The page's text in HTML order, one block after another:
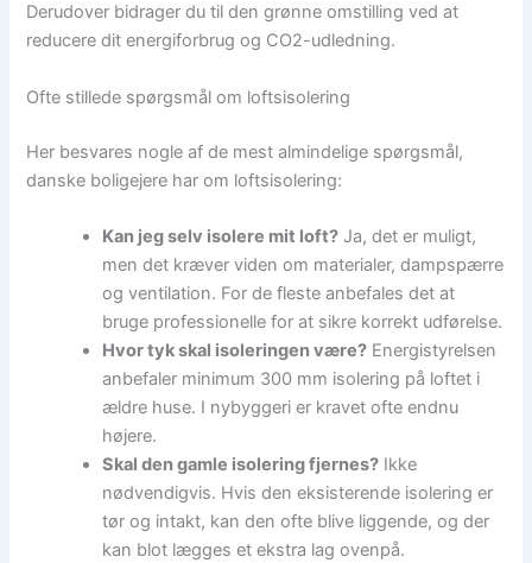
Derudover bidrager du til den grønne omstilling ved at
reducere dit energiforbrug og CO2-udledning.
Ofte stillede spørgsmål om loftsisolering
Her besvares nogle af de mest almindelige spørgsmål,
danske boligejere har om loftsisolering:
Kan jeg selv isolere mit loft? Ja, det er muligt,
men det kræver viden om materialer, dampspærre
og ventilation. For de fleste anbefales det at
bruge professionelle for at sikre korrekt udførelse.
Hvor tyk skal isoleringen være? Energistyrelsen
anbefaler minimum 300 mm isolering på loftet i
ældre huse. I nybyggeri er kravet ofte endnu
højere.
Skal den gamle isolering fjernes? Ikke
nødvendigvis. Hvis den eksisterende isolering er
tør og intakt, kan den ofte blive liggende, og der
kan blot lægges et ekstra lag ovenpå.